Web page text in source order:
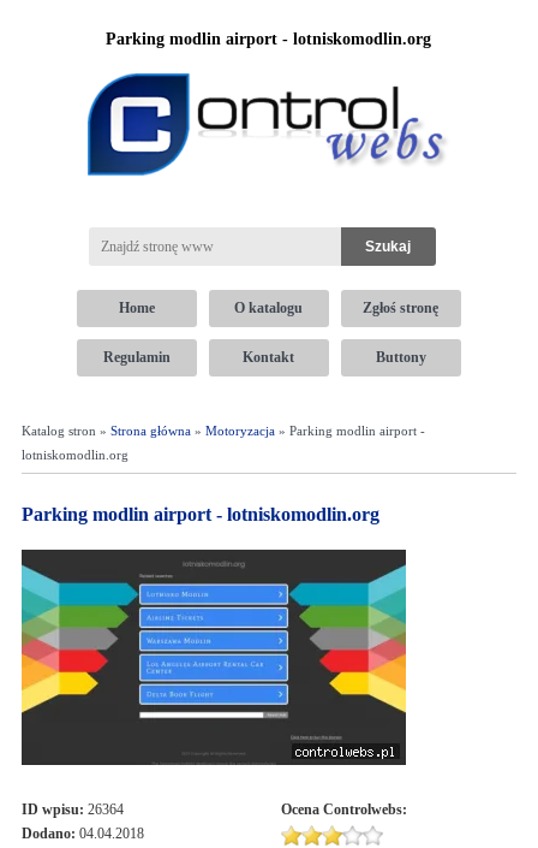
Parking modlin airport - lotniskomodlin.org
Home O katalogu Zgłoś stronę
Regulamin Kontakt Buttony
Katalog stron » Strona główna» Motoryzacja» Parking modlin airport -
lotniskomodlin.org
Parking modlin airport - lotniskomodlin.org
ID wpisu: 26364
Dodano: 04.04.2018
Ocena Controlwebs: